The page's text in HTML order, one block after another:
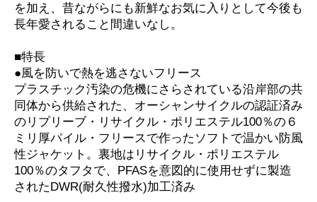
を加え、昔ながらにも新鮮なお気に入りとして今後も
長年愛されること間違いなし。
■特長
●風を防いで熱を逃さないフリース
プラスチック汚染の危機にさらされている沿岸部の共
同体から供給された、オーシャンサイクルの認証済み
のリプリーブ・リサイクル・ポリエステル100％の６
ミリ厚パイル・フリースで作ったソフトで温かい防風
性ジャケット。裏地はリサイクル・ポリエステル
100％のタフタで、PFASを意図的に使用せずに製造
されたDWR(耐久性撥水)加工済み